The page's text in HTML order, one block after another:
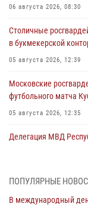
06 августа 2026, 08:30
Столичные
в букмекерской
05 августа 2026, 12:39
Московские
футбольного матча
05 августа 2026, 12:35
Делегация МВД
боевому самбо.
ПОПУЛЯРНЫЕ
В международный